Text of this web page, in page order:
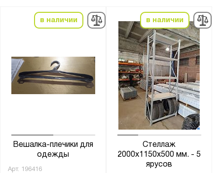
в наличии
Вешалка-плечики для
одежды
Арт. 196416
в наличии
Стеллаж
2000х1150х500 мм. - 5
ярусов